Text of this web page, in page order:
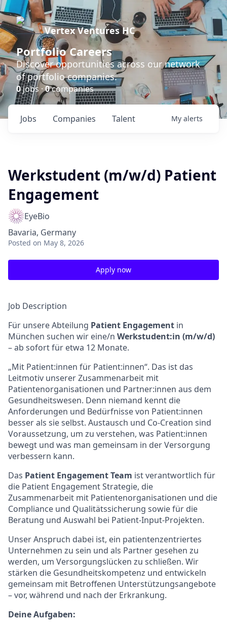
Vertex Ventures HC
Portfolio Careers
Discover opportunities across our network
of portfolio companies.
0jobs ·0companies
Jobs Companies Talent My alerts
Werkstudent (m/w/d) Patient
Engagement
EyeBio
Bavaria, Germany
Posted on May 8, 2026
Apply now
Job Description
Für unsere Abteilung Patient Engagement in
München suchen wir eine/n Werkstudent:in (m/w/d)
– ab sofort für etwa 12 Monate.
„Mit Patient:innen für Patient:innen“. Das ist das
Leitmotiv unserer Zusammenarbeit mit
Patientenorganisationen und Partner:innen aus dem
Gesundheitswesen. Denn niemand kennt die
Anforderungen und Bedürfnisse von Patient:innen
besser als sie selbst. Austausch und Co-Creation sind
Voraussetzung, um zu verstehen, was Patient:innen
bewegt und was man gemeinsam in der Versorgung
verbessern kann.
Das Patient Engagement Team ist verantwortlich für
die Patient Engagement Strategie, die
Zusammenarbeit mit Patientenorganisationen und die
Compliance und Qualitätssicherung sowie für die
Beratung und Auswahl bei Patient-Input-Projekten.
Unser Anspruch dabei ist, ein patientenzentriertes
Unternehmen zu sein und als Partner gesehen zu
werden, um Versorgungslücken zu schließen. Wir
stärken die Gesundheitskompetenz und entwickeln
gemeinsam mit Betroffenen Unterstützungsangebote
– vor, während und nach der Erkrankung.
Deine Aufgaben: